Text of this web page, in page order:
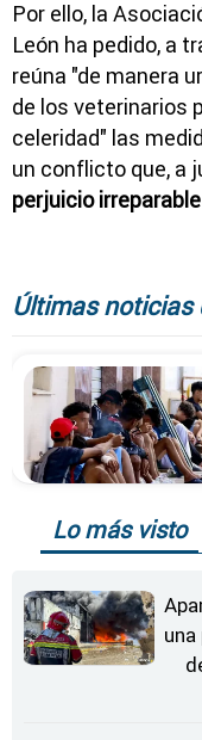
Por ello, la
León ha pedido, a
reúna "de manera
de los veterinarios
celeridad" las
un conflicto que, a
perjuicio
Últimas noticias
Lo más visto